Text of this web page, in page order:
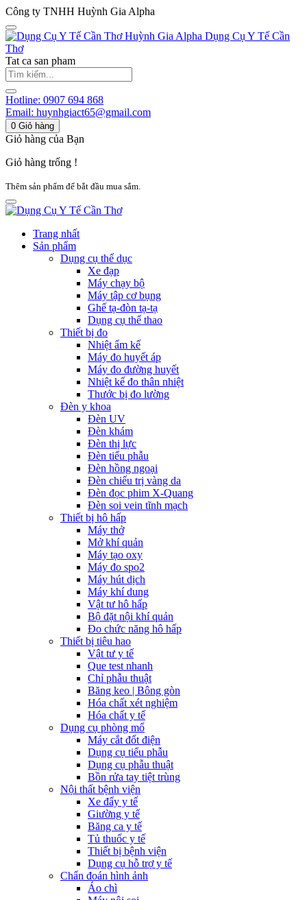
Công ty TNHH Huỳnh Gia Alpha
Huỳnh Gia Alpha Dụng Cụ Y Tế Cần
Thơ
Tat ca san pham
Hotline: 0907 694 868
Email: huynhgiact65@gmail.com
0 Giỏ hàng
Giỏ hàng của Bạn
Giỏ hàng trống !
Thêm sản phẩm để bắt đầu mua sắm.
Trang nhất
Sản phẩm
Dụng cụ thể dục
Xe đạp
Máy chạy bộ
Máy tập cơ bụng
Ghế tạ-đòn tạ-tạ
Dụng cụ thể thao
Thiết bị đo
Nhiệt ẩm kế
Máy đo huyết áp
Máy đo đường huyết
Nhiệt kế đo thân nhiệt
Thước bị đo lường
Đèn y khoa
Đèn UV
Đèn khám
Đèn thị lực
Đèn tiểu phẫu
Đèn hồng ngoại
Đèn chiếu trị vàng da
Đèn đọc phim X-Quang
Đèn soi vein tĩnh mạch
Thiết bị hô hấp
Máy thở
Mở khí quản
Máy tạo oxy
Máy đo spo2
Máy hút dịch
Máy khí dung
Vật tư hô hấp
Bộ đặt nội khí quản
Đo chức năng hô hấp
Thiết bị tiêu hao
Vật tư y tế
Que test nhanh
Chỉ phẫu thuật
Băng keo | Bông gòn
Hóa chất xét nghiệm
Hóa chất y tế
Dụng cụ phòng mổ
Máy cắt đốt điện
Dụng cụ tiểu phẫu
Dụng cụ phẫu thuật
Bồn rửa tay tiệt trùng
Nội thất bệnh viện
Xe đẩy y tế
Giường y tế
Băng ca y tế
Tủ thuốc y tế
Thiết bị bệnh viện
Dụng cụ hỗ trợ y tế
Chẩn đoán hình ảnh
Áo chì